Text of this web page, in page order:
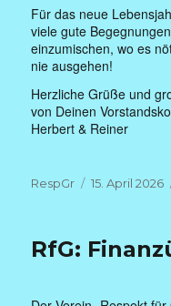
Für das neue
viele gute
einzumischen, wo es
nie ausgehen!
Herzliche Grüße und
von Deinen
Herbert & Reiner
Autor
RespGr
Veröffentlicht
15. April 2026
RfG: